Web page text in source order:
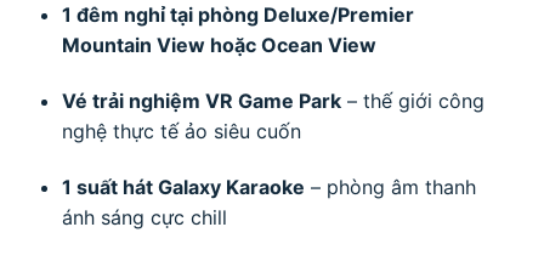
1 đêm nghỉ tại phòng Deluxe/Premier
Mountain View hoặc Ocean View
Vé trải nghiệm VR Game Park– thế giới công
nghệ thực tế ảo siêu cuốn
1 suất hát Galaxy Karaoke – phòng âm thanh
ánh sáng cực chill